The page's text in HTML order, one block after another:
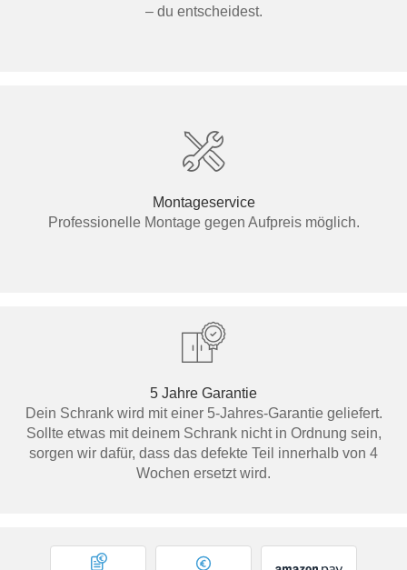
– du entscheidest.
Montageservice
Professionelle Montage gegen Aufpreis möglich.
5 Jahre Garantie
Dein Schrank wird mit einer 5-Jahres-Garantie geliefert.
Sollte etwas mit deinem Schrank nicht in Ordnung sein,
sorgen wir dafür, dass das defekte Teil innerhalb von 4
Wochen ersetzt wird.